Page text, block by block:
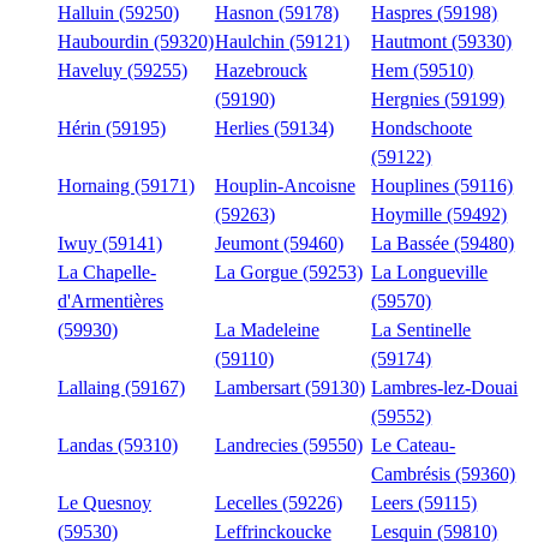
Halluin (59250)
Hasnon (59178)
Haspres (59198)
Haubourdin (59320)Haulchin (59121)
Hautmont (59330)
Haveluy (59255)
Hazebrouck
(59190)
Hem (59510)
Hergnies (59199)
Hérin (59195)
Herlies (59134)
Hondschoote
(59122)
Hornaing (59171)
Houplin-Ancoisne
(59263)
Houplines (59116)
Hoymille (59492)
Iwuy (59141)
Jeumont (59460)
La Bassée (59480)
La Chapelle-
d'Armentières
(59930)
La Gorgue (59253) La Longueville
(59570)
La Madeleine
(59110)
La Sentinelle
(59174)
Lallaing (59167)
Lambersart (59130) Lambres-lez-Douai
(59552)
Landas (59310)
Landrecies (59550) Le Cateau-
Cambrésis (59360)
Le Quesnoy
(59530)
Lecelles (59226)
Leers (59115)
Leffrinckoucke
Lesquin (59810)